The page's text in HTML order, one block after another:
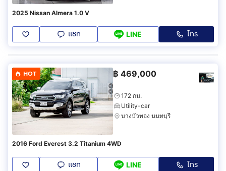
2025 Nissan Almera 1.0 V
แชท LINE โทร
HOT ฿ 469,000
172 กม.
Utility-car
บางบัวทอง นนทบุรี
2016 Ford Everest 3.2 Titanium 4WD
แชท LINE โทร